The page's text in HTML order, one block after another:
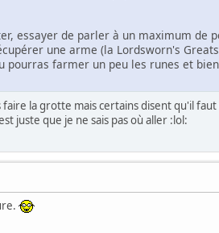
essayer de parler à un maximum de
une arme (la Lordsworn's
pourras farmer un peu les runes et
faire la grotte mais certains disent qu'il
juste que je ne sais pas où aller :lol: